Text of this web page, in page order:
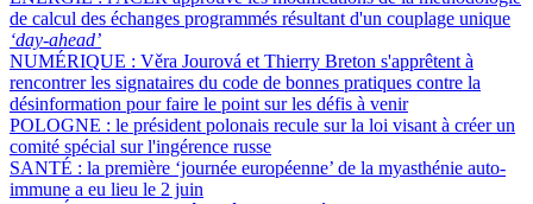
de calcul des échanges programmés résultant d'un couplage unique
‘day-ahead’
NUMÉRIQUE : Věra Jourová et Thierry Breton s'apprêtent à
rencontrer les signataires du code de bonnes pratiques contre la
désinformation pour faire le point sur les défis à venir
POLOGNE : le président polonais recule sur la loi visant à créer un
comité spécial sur l'ingérence russe
SANTÉ : la première ‘journée européenne’ de la myasthénie auto-
immune a eu lieu le 2 juin